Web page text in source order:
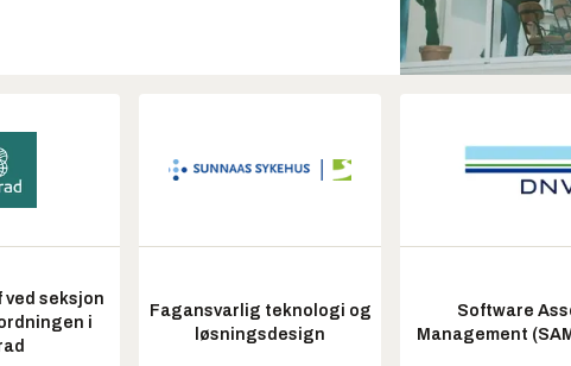
ved seksjon
i
Fagansvarlig teknologi og
løsningsdesign
Software
Management